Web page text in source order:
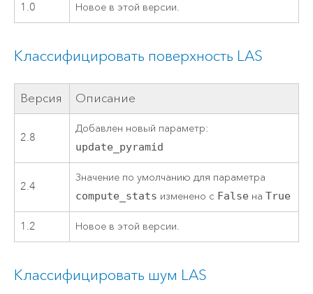
1.0 Новое в этой версии.
Классифицировать поверхность LAS
Версия Описание
2.8
Добавлен новый параметр:
update_pyramid
2.4
Значение по умолчанию для параметра
compute_stats изменено с False наTrue
1.2 Новое в этой версии.
Классифицировать шум LAS